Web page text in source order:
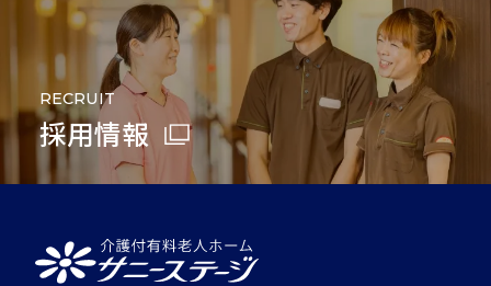
RECRUIT
採用情報